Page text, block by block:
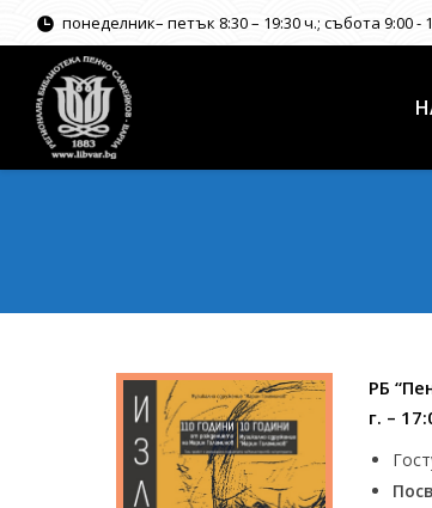
понеделник– петък 8:30 – 19:30 ч.; събота 9:00 -
РБ
г. –